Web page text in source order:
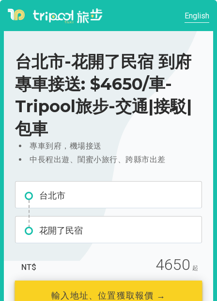
English
台北市-花開了民宿 到府
專車接送: $4650/車-
Tripool旅步-交通|接駁|
包車
專車到府，機場接送
中長程出遊、閨蜜小旅行、跨縣市出差
台北市
花開了民宿
NT$ 4650 起
輸入地址、位置獲取報價 →